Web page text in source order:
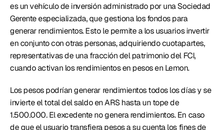
es un vehículo de inversión administrado por una Sociedad
Gerente especializada, que gestiona los fondos para
generar rendimientos. Esto le permite a los usuarios invertir
en conjunto con otras personas, adquiriendo cuotapartes,
representativas de una fracción del patrimonio del FCI,
cuando activan los rendimientos en pesos en Lemon.
Los pesos podrían generar rendimientos todos los días y se
invierte el total del saldo en ARS hasta un tope de
1.500.000. El excedente no genera rendimientos. En caso
de que el usuario transfiera pesos a su cuenta los fines de